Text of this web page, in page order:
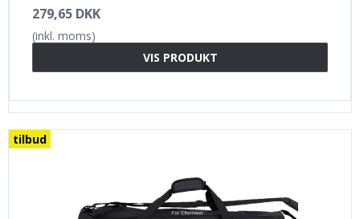
279,65 DKK
(inkl. moms)
VIS PRODUKT
tilbud